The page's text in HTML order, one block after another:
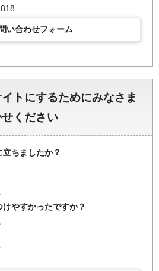
い合わせフォーム
トにするためにみなさま
ください
ちましたか？
やすかったですか？